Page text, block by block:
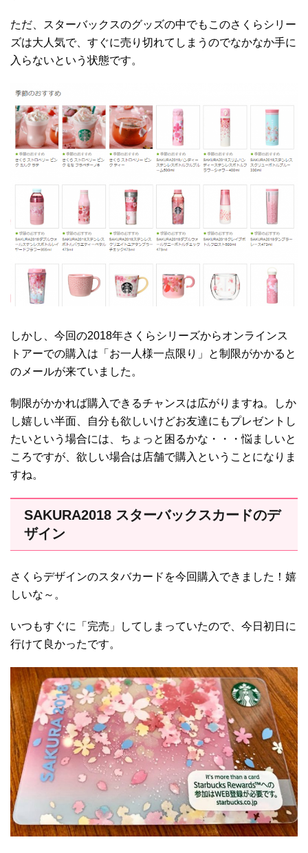
ただ、スターバックスのグッズの中でもこのさくらシリー
ズは大人気で、すぐに売り切れてしまうのでなかなか手に
入らないという状態です。
しかし、今回の2018年さくらシリーズからオンラインス
トアーでの購入は「お一人様一点限り」と制限がかかると
のメールが来ていました。
制限がかかれば購入できるチャンスは広がりますね。しか
し嬉しい半面、自分も欲しいけどお友達にもプレゼントし
たいという場合には、ちょっと困るかな・・・悩ましいと
ころですが、欲しい場合は店舗で購入ということになりま
すね。
SAKURA2018 スターバックスカードのデ
ザイン
さくらデザインのスタバカードを今回購入できました！嬉
しいな～。
いつもすぐに「完売」してしまっていたので、今日初日に
行けて良かったです。